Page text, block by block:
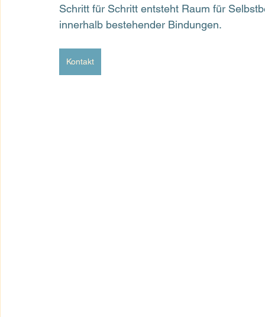
Schritt für Schritt entsteht Raum für
innerhalb bestehender Bindungen.
Kontakt